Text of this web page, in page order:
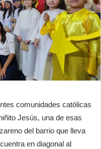
comunidades católicas
Jesús, una de esas
del barrio que lleva
en diagonal al